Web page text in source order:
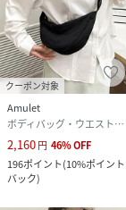
クーポン対象
Amulet
ボディバッグ・ウエストポーチ
2,160円 46%OFF
196ポイント(10%ポイント
バック)